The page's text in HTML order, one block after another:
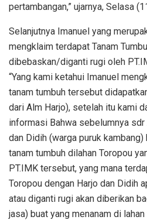
pertambangan,” ujarnya, Selasa
Selanjutnya Imanuel yang
mengklaim terdapat Tanam
dibebaskan/diganti rugi oleh
“Yang kami ketahui Imanuel
tanam tumbuh tersebut
dari Alm Harjo), setelah itu kami
informasi Bahwa sebelumnya
dan Didih (warga puruk kambang)
tanam tumbuh dilahan Toropou
PT.IMK tersebut, yang mana
Toropou dengan Harjo dan Didih
atau diganti rugi akan diberikan
jasa) buat yang menanam di